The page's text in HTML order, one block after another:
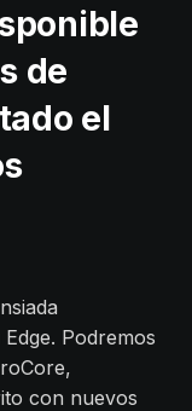
de
el
Podremos
con nuevos